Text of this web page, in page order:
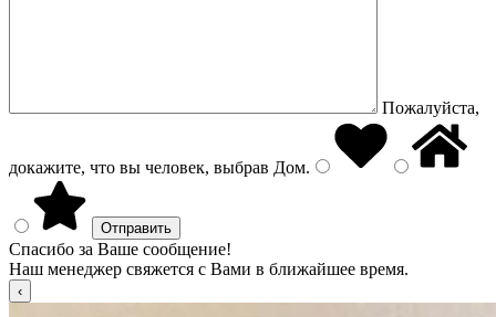
Пожалуйста,
докажите, что вы человек, выбрав Дом.
Спасибо за Ваше сообщение!
Наш менеджер свяжется с Вами в ближайшее время.